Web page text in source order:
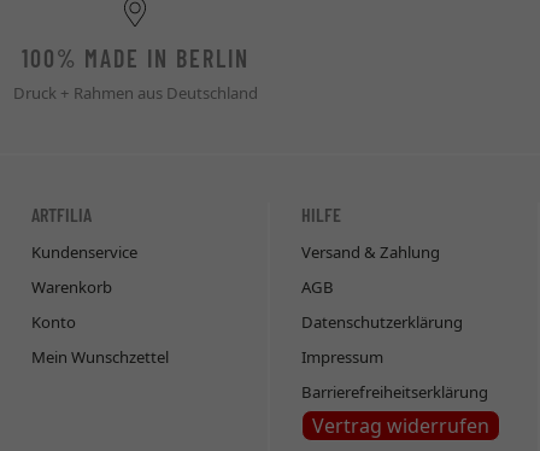
100% MADE IN BERLIN
Druck + Rahmen aus Deutschland
ARTFILIA
Kundenservice
Warenkorb
Konto
Mein Wunschzettel
HILFE
Versand & Zahlung
AGB
Datenschutzerklärung
Impressum
Barrierefreiheitserklärung
Vertrag widerrufen